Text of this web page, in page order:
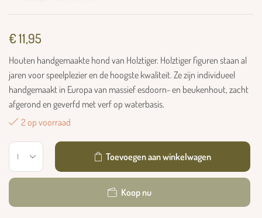
€11,95
Houten handgemaakte hond van Holztiger. Holztiger figuren staan ​​al
jaren voor speelplezier en de hoogste kwaliteit. Ze zijn individueel
handgemaakt in Europa van massief esdoorn- en beukenhout, zacht
afgerond en geverfd met verf op waterbasis.
2 op voorraad
Toevoegen aan winkelwagen
Koop nu